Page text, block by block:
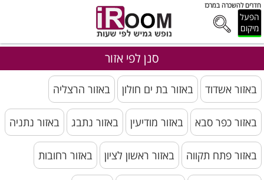
חדרים להשכרה במרכז
הפעל
מיקום
סנן לפי אזור
באזור אשדוד באזור בת ים חולון באזור הרצליה
באזור כפר סבא באזור מודיעין באזור נתבג באזור נתניה
באזור פתח תקווה באזור ראשון לציון באזור רחובות